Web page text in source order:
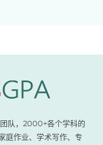
队，2000+各个学科的
庭作业、学术写作、专